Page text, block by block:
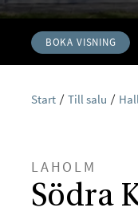
BOKA VISNING
Start Till salu
LAHOLM
Södra